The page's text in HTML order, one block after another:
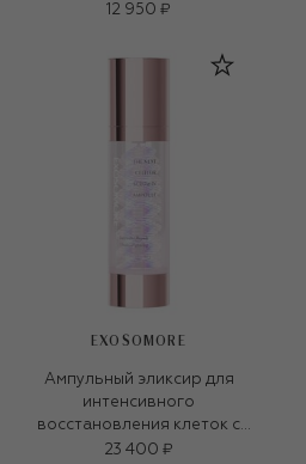
12 950 ₽
EXOSOMORE
Ампульный эликсир для
интенсивного
восстановления клеток с
экзосомами (35ml)
23 400 ₽